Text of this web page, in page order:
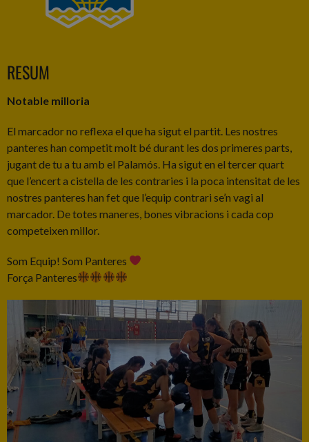
RESUM
Notable milloria
El marcador no reflexa el que ha sigut el partit. Les nostres
panteres han competit molt bé durant les dos primeres parts,
jugant de tu a tu amb el Palamós. Ha sigut en el tercer quart
que l’encert a cistella de les contraries i la poca intensitat de les
nostres panteres han fet que l’equip contrari se’n vagi al
marcador. De totes maneres, bones vibracions i cada cop
competeixen millor.
Som Equip! Som Panteres
Força Panteres